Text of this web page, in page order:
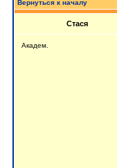
Вернуться к началу
Стася
Aкaдeм.